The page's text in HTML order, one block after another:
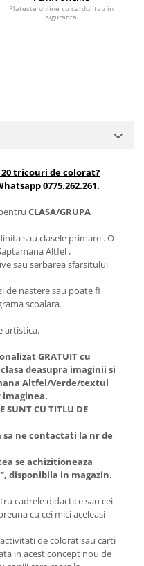
Plateste online cu cardul tau in
siguranta
tricouri de colorat?
0775.262.261.
CLASA/GRUPA
sau clasele primare . O
Altfel ,
sau serbarea sfarsitului
de nastere sau poate fi
scoalara.
artistica.
GRATUIT cu
deasupra imaginii si
Altfel/Verde/textul
imaginea.
SUNT CU TITLU DE
ne contactati la nr de
se achizitioneaza
, disponibila in magazin.
cadrele didactice sau cei
cu cei mici aceleasi
de colorat sau carti
in acest concept nou de